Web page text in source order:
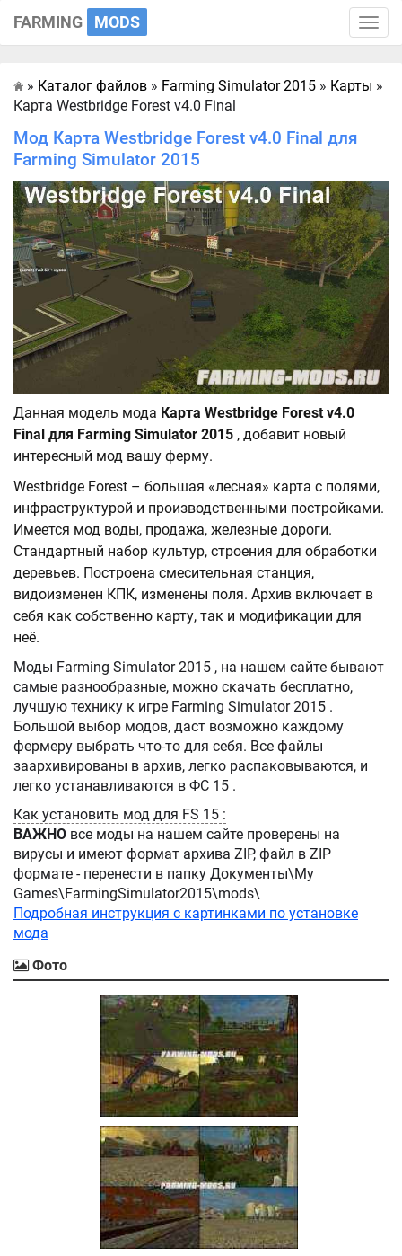
Toggle
FARMING MODS
Главная
» Каталог файлов » Farming Simulator 2015 » Карты »
Карта Westbridge Forest v4.0 Final
Мод Карта Westbridge Forest v4.0 Final для
Farming Simulator 2015
Данная модель мода Карта Westbridge Forest v4.0
Final для Farming Simulator 2015 , добавит новый
интересный мод вашу ферму.
Westbridge Forest – большая «лесная» карта с полями,
инфраструктурой и производственными постройками.
Имеется мод воды, продажа, железные дороги.
Стандартный набор культур, строения для обработки
деревьев. Построена смесительная станция,
видоизменен КПК, изменены поля. Архив включает в
себя как собственно карту, так и модификации для
неё.
Моды Farming Simulator 2015 , на нашем сайте бывают
самые разнообразные, можно скачать бесплатно,
лучшую технику к игре Farming Simulator 2015 .
Большой выбор модов, даст возможно каждому
фермеру выбрать что-то для себя. Все файлы
заархивированы в архив, легко распаковываются, и
легко устанавливаются в ФС 15 .
Как установить мод для FS 15 :
ВАЖНО все моды на нашем сайте проверены на
вирусы и имеют формат архива ZIP, файл в ZIP
формате - перенести в папку Документы\My
Games\FarmingSimulator2015\mods\
Подробная инструкция с картинками по установке
мода
Фото